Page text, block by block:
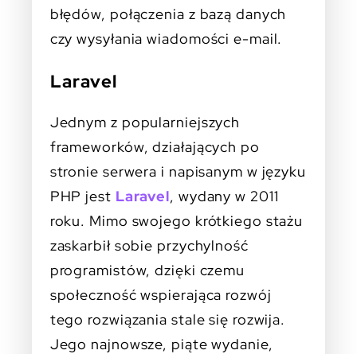
błędów, połączenia z bazą danych
czy wysyłania wiadomości e-mail.
Laravel
Jednym z popularniejszych
frameworków, działających po
stronie serwera i napisanym w języku
PHP jest Laravel, wydany w 2011
roku. Mimo swojego krótkiego stażu
zaskarbił sobie przychylność
programistów, dzięki czemu
społeczność wspierająca rozwój
tego rozwiązania stale się rozwija.
Jego najnowsze, piąte wydanie,